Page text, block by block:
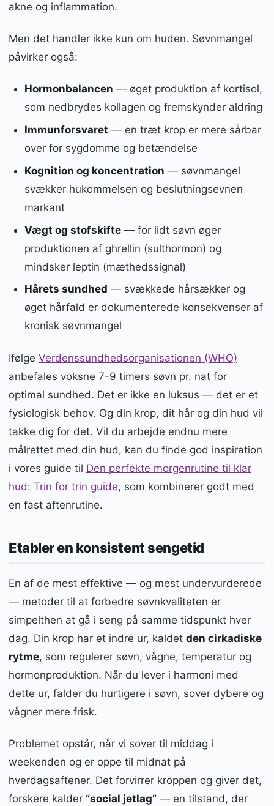
akne og inflammation.
Men det handler ikke kun om huden. Søvnmangel
påvirker også:
Hormonbalancen — øget produktion af kortisol,
som nedbrydes kollagen og fremskynder aldring
Immunforsvaret — en træt krop er mere sårbar
over for sygdomme og betændelse
Kognition og koncentration — søvnmangel
svækker hukommelsen og beslutningsevnen
markant
Vægt og stofskifte— for lidt søvn øger
produktionen af ghrellin (sulthormon) og
mindsker leptin (mæthedssignal)
Hårets sundhed — svækkede hårsækker og
øget hårfald er dokumenterede konsekvenser af
kronisk søvnmangel
Ifølge Verdenssundhedsorganisationen (WHO)
anbefales voksne 7-9 timers søvn pr. nat for
optimal sundhed. Det er ikke en luksus — det er et
fysiologisk behov. Og din krop, dit hår og din hud vil
takke dig for det. Vil du arbejde endnu mere
målrettet med din hud, kan du finde god inspiration
i vores guide til Den perfekte morgenrutine til klar
hud: Trin for trin guide, som kombinerer godt med
en fast aftenrutine.
Etabler en konsistent sengetid
En af de mest effektive — og mest undervurderede
— metoder til at forbedre søvnkvaliteten er
simpelthen at gå i seng på samme tidspunkt hver
dag. Din krop har et indre ur, kaldet den cirkadiske
rytme, som regulerer søvn, vågne, temperatur og
hormonproduktion. Når du lever i harmoni med
dette ur, falder du hurtigere i søvn, sover dybere og
vågner mere frisk.
Problemet opstår, når vi sover til middag i
weekenden og er oppe til midnat på
hverdagsaftener. Det forvirrer kroppen og giver det,
forskere kalder “social jetlag” — en tilstand, der